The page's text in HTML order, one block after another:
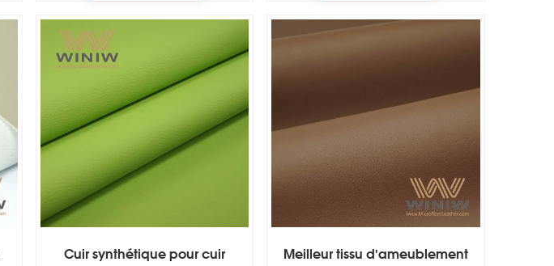
Cuir synthétique pour cuir
Meilleur tissu d'ameublement